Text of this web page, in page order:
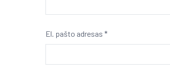
El. pašto adresas *